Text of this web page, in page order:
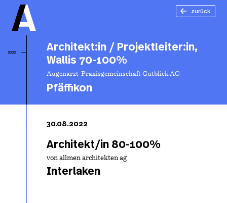
zurück
2022
Architekt:in / Projektleiter:in,
Wallis 70-100%
Augenarzt-Praxisgemeinschaft Gutblick AG
Pfäffikon
30.08.2022
Architekt/in 80-100%
von allmen architekten ag
Interlaken